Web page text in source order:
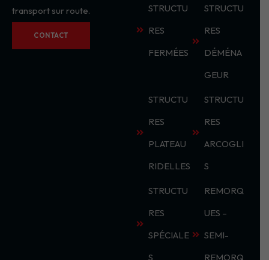
transport sur route.
CONTACT
STRUCTU
RES
FERMÉES
STRUCTU
RES
DÉMÉNA
GEUR
STRUCTU
RES
PLATEAU
RIDELLES
STRUCTU
RES
ARCOGLI
S
STRUCTU
RES
SPÉCIALE
S
REMORQ
UES –
SEMI-
REMORQ